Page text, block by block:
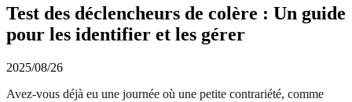
Test des déclencheurs de colère : Un guide
pour les identifier et les gérer
2025/08/26
Avez-vous déjà eu une journée où une petite contrariété, comme